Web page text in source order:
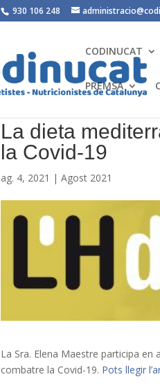
930 106 248
CODINUCAT
PREMSA
La dieta
la Covid-19
ag. 4, 2021 |Agost 2021
La Sra. Elena Maestre participa
combatre la Covid-19. Pots llegir